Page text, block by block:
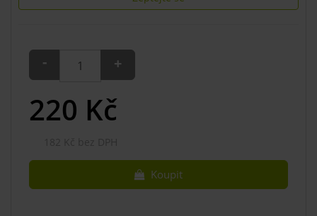
- +
220 Kč
Koupit